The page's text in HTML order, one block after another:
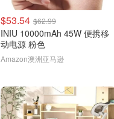
$53.54 $62.99
INIU 10000mAh 45W 便携移
动电源 粉色
Amazon澳洲亚马逊